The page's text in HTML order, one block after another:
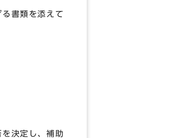
書類を添えて
決定し、補助